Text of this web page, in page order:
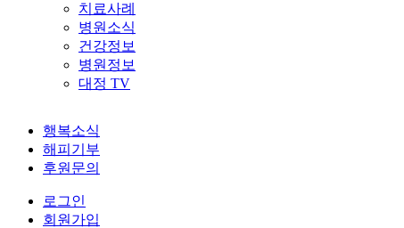
치료사례
병원소식
건강정보
병원정보
대정 TV
행복소식
해피기부
후원문의
로그인
회원가입